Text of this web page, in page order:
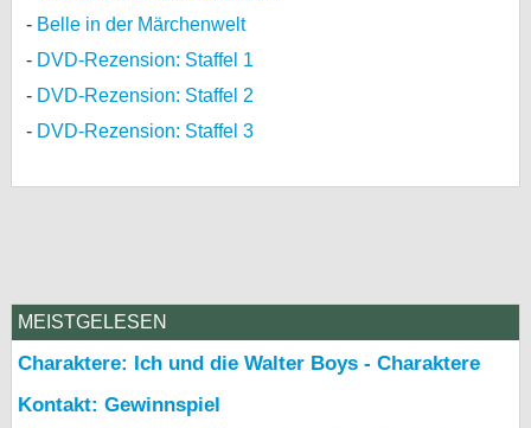
Belle in der Märchenwelt
DVD-Rezension: Staffel 1
DVD-Rezension: Staffel 2
DVD-Rezension: Staffel 3
MEISTGELESEN
Charaktere: Ich und die Walter Boys - Charaktere
Kontakt: Gewinnspiel